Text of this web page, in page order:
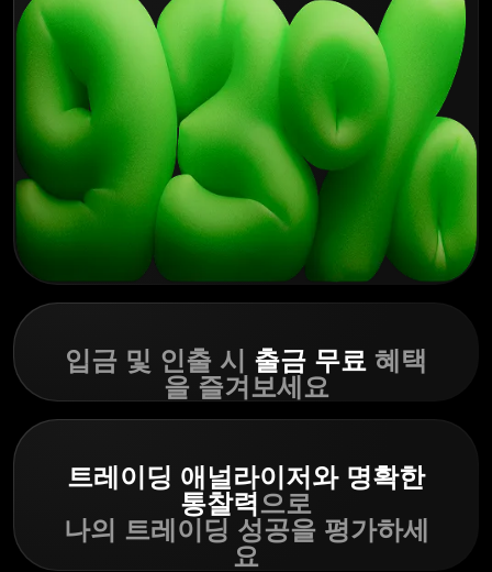
입금 및 인출 시 출금 무료 혜택
을 즐겨보세요
트레이딩 애널라이저와 명확한
통찰력으로
나의 트레이딩 성공을 평가하세
요